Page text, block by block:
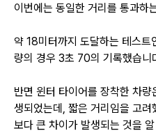
이번에는 동일한 거리를 통과하
약 18미터까지 도달하는 테스트
량의 경우 3초 70의 기록했습니
반면 윈터 타이어를 장착한 차
생되었는데, 짧은 거리임을 고
보다 큰 차이가 발생되는 것을